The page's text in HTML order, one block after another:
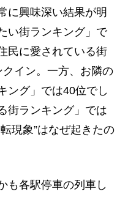
に興味深い結果が明
い街ランキング」で
民に愛されている街
イン。一方、お隣の
ング」では40位でし
街ランキング」では
現象”はなぜ起きたの
も各駅停車の列車し